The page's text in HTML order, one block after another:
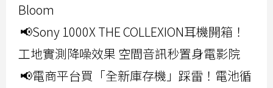
Bloom
📢Sony 1000X THE COLLEXION耳機開箱！
工地實測降噪效果 空間音訊秒置身電影院
📢電商平台買「全新庫存機」踩雷！電池循